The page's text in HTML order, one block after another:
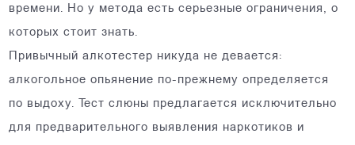
времени. Но у метода есть серьезные ограничения, о
которых стоит знать.
Привычный алкотестер никуда не девается:
алкогольное опьянение по-прежнему определяется
по выдоху. Тест слюны предлагается исключительно
для предварительного выявления наркотиков и